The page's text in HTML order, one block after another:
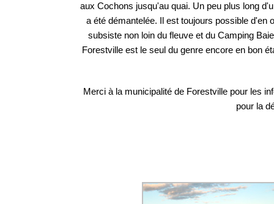
aux Cochons jusqu'au quai. Un peu plus long
a été démantelée. Il est toujours possible d'en
subsiste non loin du fleuve et du Camping
Forestville est le seul du genre encore en bon
Merci à la municipalité de Forestville pour les
pour la